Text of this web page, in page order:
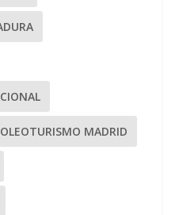
OLEOTURISMO MADRID